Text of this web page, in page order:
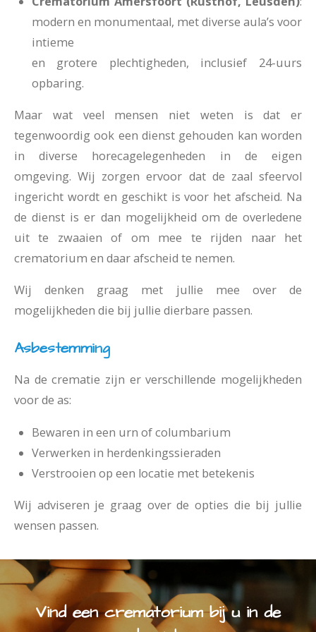
modern en monumentaal, met diverse aula’s voor
intieme
en grotere plechtigheden, inclusief 24-uurs
opbaring.
Maar wat veel mensen niet weten is dat er
tegenwoordig ook een dienst gehouden kan worden
in diverse horecagelegenheden in de eigen
omgeving. Wij zorgen ervoor dat de zaal sfeervol
ingericht wordt en geschikt is voor het afscheid. Na
de dienst is er dan mogelijkheid om de overledene
uit te zwaaien of om mee te rijden naar het
crematorium en daar afscheid te nemen.
Wij denken graag met jullie mee over de
mogelijkheden die bij jullie dierbare passen.
Asbestemming
Na de crematie zijn er verschillende mogelijkheden
voor de as:
Bewaren in een urn of columbarium
Verwerken in herdenkingssieraden
Verstrooien op een locatie met betekenis
Wij adviseren je graag over de opties die bij jullie
wensen passen.
Vind een crematorium bij u in de